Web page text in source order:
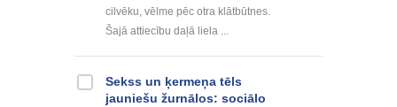
cilvēku, vēlme pēc otra klātbūtnes.
Šajā attiecību daļā liela ...
Sekss un ķermeņa tēls
jauniešu žurnālos: sociālo